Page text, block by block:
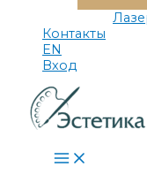
Контакты
EN
Вход
Main
Menu